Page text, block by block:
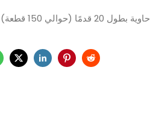
حاوية بطول 20 قدمًا (حوالي 150 قطعة)